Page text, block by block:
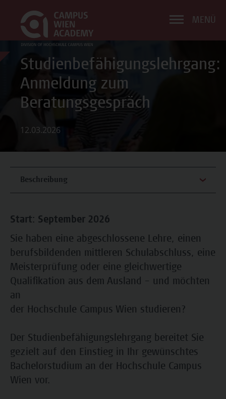
MENÜ
Studienbefähigungslehrgang:
Anmeldung zum
Beratungsgespräch
12.03.2026
Beschreibung
Start: September 2026
Sie haben eine abgeschlossene Lehre, einen
berufsbildenden mittleren Schulabschluss, eine
Meisterprüfung oder eine gleichwertige
Qualifikation aus dem Ausland – und möchten
an
der Hochschule Campus Wien studieren?
Der Studienbefähigungslehrgang bereitet Sie
gezielt auf den Einstieg in Ihr gewünschtes
Bachelorstudium an der Hochschule Campus
Wien vor.